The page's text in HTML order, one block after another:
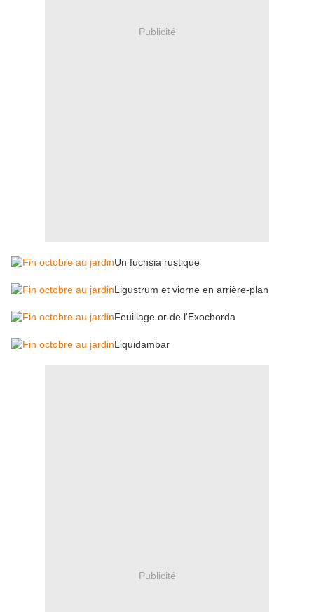
Publicité
Un fuchsia rustique
Ligustrum et viorne en arrière-plan
Feuillage or de l'Exochorda
Liquidambar
Publicité